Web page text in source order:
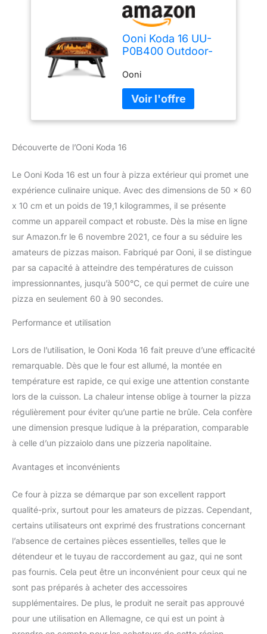
Ooni Koda 16 UU-
P0B400 Outdoor-
Ooni
Découverte de l’Ooni Koda 16
Le Ooni Koda 16 est un four à pizza extérieur qui promet une
expérience culinaire unique. Avec des dimensions de 50 x 60
x 10 cm et un poids de 19,1 kilogrammes, il se présente
comme un appareil compact et robuste. Dès la mise en ligne
sur Amazon.fr le 6 novembre 2021, ce four a su séduire les
amateurs de pizzas maison. Fabriqué par Ooni, il se distingue
par sa capacité à atteindre des températures de cuisson
impressionnantes, jusqu’à 500°C, ce qui permet de cuire une
pizza en seulement 60 à 90 secondes.
Performance et utilisation
Lors de l’utilisation, le Ooni Koda 16 fait preuve d’une efficacité
remarquable. Dès que le four est allumé, la montée en
température est rapide, ce qui exige une attention constante
lors de la cuisson. La chaleur intense oblige à tourner la pizza
régulièrement pour éviter qu’une partie ne brûle. Cela confère
une dimension presque ludique à la préparation, comparable
à celle d’un pizzaiolo dans une pizzeria napolitaine.
Avantages et inconvénients
Ce four à pizza se démarque par son excellent rapport
qualité-prix, surtout pour les amateurs de pizzas. Cependant,
certains utilisateurs ont exprimé des frustrations concernant
l’absence de certaines pièces essentielles, telles que le
détendeur et le tuyau de raccordement au gaz, qui ne sont
pas fournis. Cela peut être un inconvénient pour ceux qui ne
sont pas préparés à acheter des accessoires
supplémentaires. De plus, le produit ne serait pas approuvé
pour une utilisation en Allemagne, ce qui est un point à